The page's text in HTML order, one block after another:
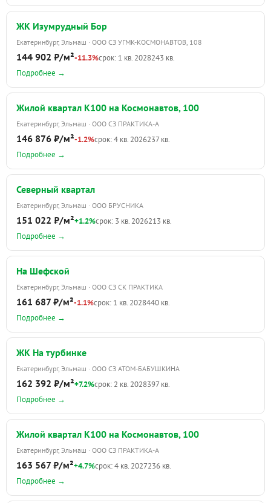
ЖК Изумрудный Бор
Екатеринбург, Эльмаш · ООО СЗ УГМК-КОСМОНАВТОВ, 108
144 902 ₽/м²-11.3%срок: 1 кв. 2028243 кв.
Подробнее →
Жилой квартал К100 на Космонавтов, 100
Екатеринбург, Эльмаш · ООО СЗ ПРАКТИКА-А
146 876 ₽/м²-1.2%срок: 4 кв. 2026237 кв.
Подробнее →
Северный квартал
Екатеринбург, Эльмаш · ООО БРУСНИКА
151 022 ₽/м²+1.2%срок: 3 кв. 2026213 кв.
Подробнее →
На Шефской
Екатеринбург, Эльмаш · ООО СЗ СК ПРАКТИКА
161 687 ₽/м²-1.1%срок: 1 кв. 2028440 кв.
Подробнее →
ЖК На турбинке
Екатеринбург, Эльмаш · ООО СЗ АТОМ-БАБУШКИНА
162 392 ₽/м²+7.2%срок: 2 кв. 2028397 кв.
Подробнее →
Жилой квартал К100 на Космонавтов, 100
Екатеринбург, Эльмаш · ООО СЗ ПРАКТИКА-А
163 567 ₽/м²+4.7%срок: 4 кв. 2027236 кв.
Подробнее →